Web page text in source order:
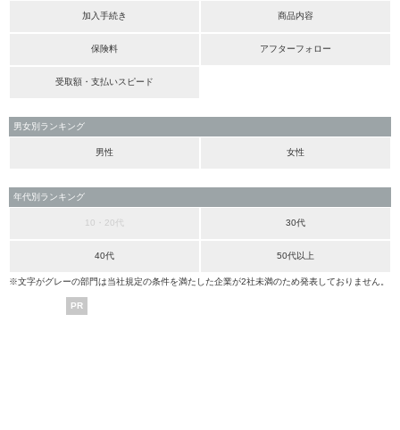
加入手続き 商品内容
保険料 アフターフォロー
受取額・支払いスピード
男女別ランキング
男性 女性
年代別ランキング
10・20代 30代
40代 50代以上
※文字がグレーの部門は当社規定の条件を満たした企業が2社未満のため発表しておりません。
PR